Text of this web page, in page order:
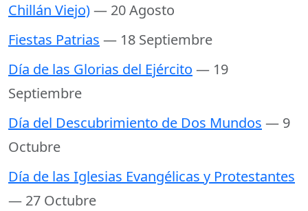
Chillán Viejo)— 20 Agosto
Fiestas Patrias — 18 Septiembre
Día de las Glorias del Ejército — 19
Septiembre
Día del Descubrimiento de Dos Mundos — 9
Octubre
Día de las Iglesias Evangélicas y Protestantes
— 27 Octubre